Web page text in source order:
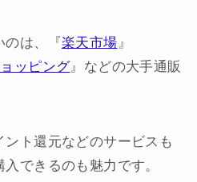
のは、『楽天市場 』
ッピング』などの大手通販
ト還元などのサービスも
できるのも魅力です。